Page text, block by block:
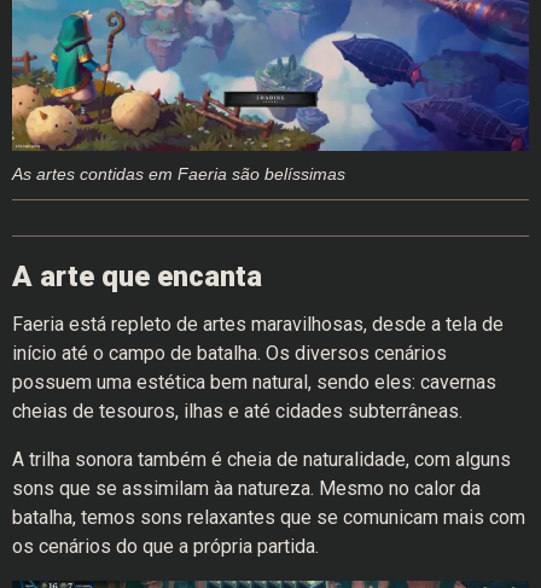
As artes contidas em Faeria são belíssimas
A arte que encanta
Faeria está repleto de artes maravilhosas, desde a tela de
início até o campo de batalha. Os diversos cenários
possuem uma estética bem natural, sendo eles: cavernas
cheias de tesouros, ilhas e até cidades subterrâneas.
A trilha sonora também é cheia de naturalidade, com alguns
sons que se assimilam àa natureza. Mesmo no calor da
batalha, temos sons relaxantes que se comunicam mais com
os cenários do que a própria partida.